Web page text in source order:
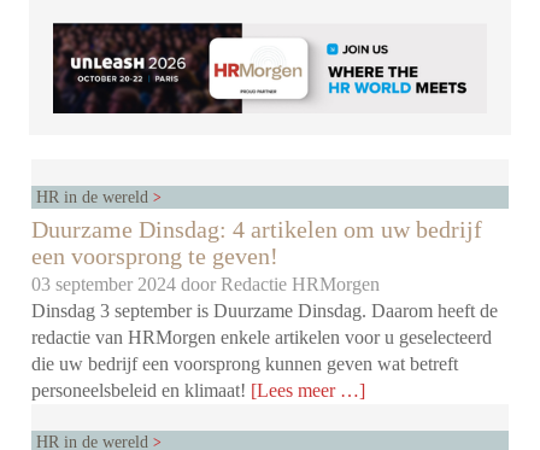
HR in de wereld
Duurzame Dinsdag: 4 artikelen om uw bedrijf
een voorsprong te geven!
03 september 2024 doorRedactie HRMorgen
Dinsdag 3 september is Duurzame Dinsdag. Daarom heeft de
redactie van HRMorgen enkele artikelen voor u geselecteerd
die uw bedrijf een voorsprong kunnen geven wat betreft
personeelsbeleid en klimaat! [Lees meer …]
HR in de wereld